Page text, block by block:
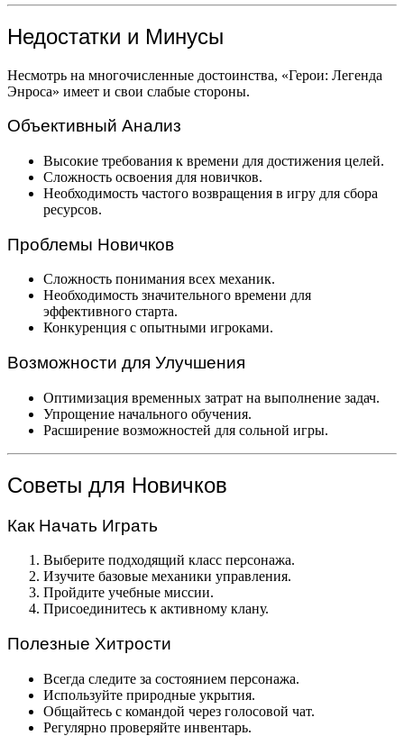
Недостатки и Минусы
Несмотрь на многочисленные достоинства, «Герои: Легенда
Энроса» имеет и свои слабые стороны.
Объективный Анализ
Высокие требования к времени для достижения целей.
Сложность освоения для новичков.
Необходимость частого возвращения в игру для сбора
ресурсов.
Проблемы Новичков
Сложность понимания всех механик.
Необходимость значительного времени для
эффективного старта.
Конкуренция с опытными игроками.
Возможности для Улучшения
Оптимизация временных затрат на выполнение задач.
Упрощение начального обучения.
Расширение возможностей для сольной игры.
Советы для Новичков
Как Начать Играть
Выберите подходящий класс персонажа.
Изучите базовые механики управления.
Пройдите учебные миссии.
Присоединитесь к активному клану.
Полезные Хитрости
Всегда следите за состоянием персонажа.
Используйте природные укрытия.
Общайтесь с командой через голосовой чат.
Регулярно проверяйте инвентарь.